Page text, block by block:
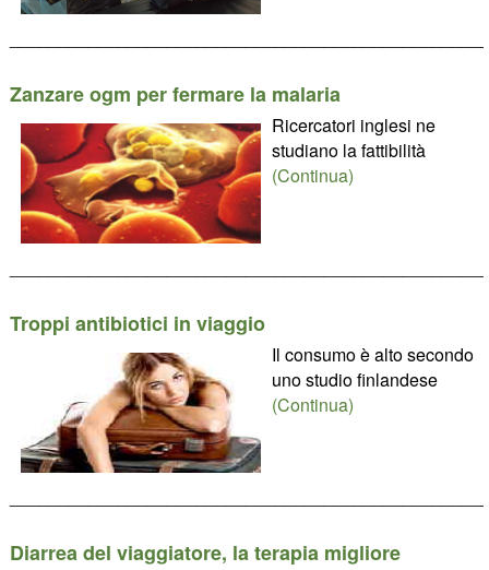
Zanzare ogm per fermare la malaria
Ricercatori inglesi ne
studiano la fattibilità
(Continua)
Troppi antibiotici in viaggio
Il consumo è alto secondo
uno studio finlandese
(Continua)
Diarrea del viaggiatore, la terapia migliore